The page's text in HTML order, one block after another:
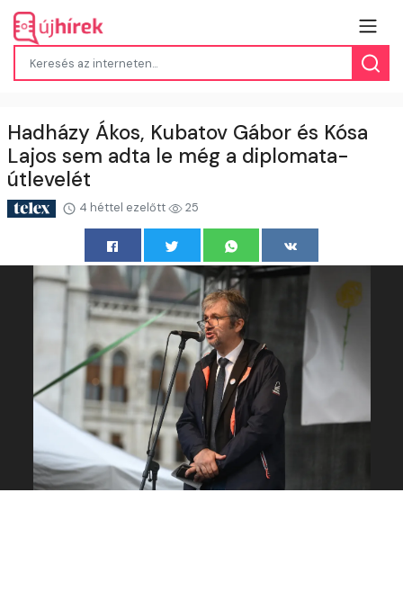
Hadházy Ákos, Kubatov Gábor és Kósa
Lajos sem adta le még a diplomata-
útlevelét
4 héttel ezelőtt 25